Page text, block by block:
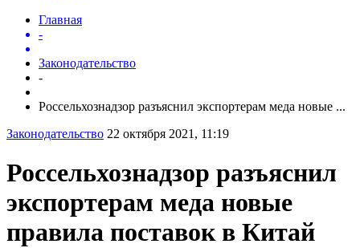
Главная
-
Законодательство
-
Россельхознадзор разъяснил экспортерам меда новые ...
Законодательство 22 октября 2021, 11:19
Россельхознадзор разъяснил
экспортерам меда новые
правила поставок в Китай